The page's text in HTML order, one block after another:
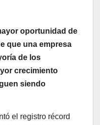
oportunidad de
que una empresa
de los
crecimiento
siendo
el registro récord